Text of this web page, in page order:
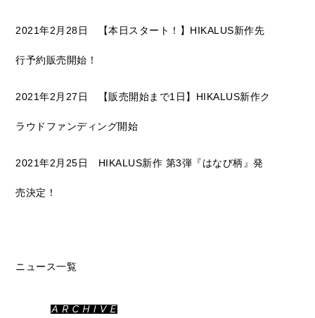
2021年2月28日 【本日スタート！】HIKALUS新作先
行予約販売開始！
2021年2月27日 【販売開始まで1日】HIKALUS新作ク
ラウドファンディング開始
2021年2月25日 HIKALUS新作 第3弾『はなび柄』発
売決定！
ニュース一覧